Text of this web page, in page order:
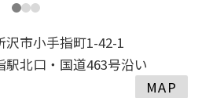
沢市小手指町1-42-1
北口・国道463号沿い
MAP